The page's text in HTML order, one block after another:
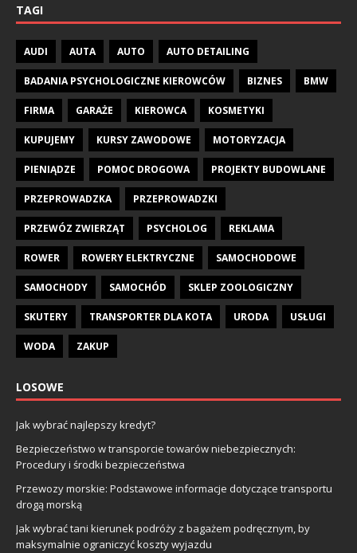
TAGI
AUDI AUTA AUTO AUTO DETAILING
BADANIA PSYCHOLOGICZNE KIEROWCÓW BIZNES BMW
FIRMA GARAŻE KIEROWCA KOSMETYKI
KUPUJEMY KURSY ZAWODOWE MOTORYZACJA
PIENIĄDZE POMOC DROGOWA PROJEKTY BUDOWLANE
PRZEPROWADZKA PRZEPROWADZKI
PRZEWÓZ ZWIERZĄT PSYCHOLOG REKLAMA
ROWER ROWERY ELEKTRYCZNE SAMOCHODOWE
SAMOCHODY SAMOCHÓD SKLEP ZOOLOGICZNY
SKUTERY TRANSPORTER DLA KOTA URODA USŁUGI
WODA ZAKUP
LOSOWE
Jak wybrać najlepszy kredyt?
Bezpieczeństwo w transporcie towarów niebezpiecznych:
Procedury i środki bezpieczeństwa
Przewozy morskie: Podstawowe informacje dotyczące transportu
drogą morską
Jak wybrać tani kierunek podróży z bagażem podręcznym, by
maksymalnie ograniczyć koszty wyjazdu